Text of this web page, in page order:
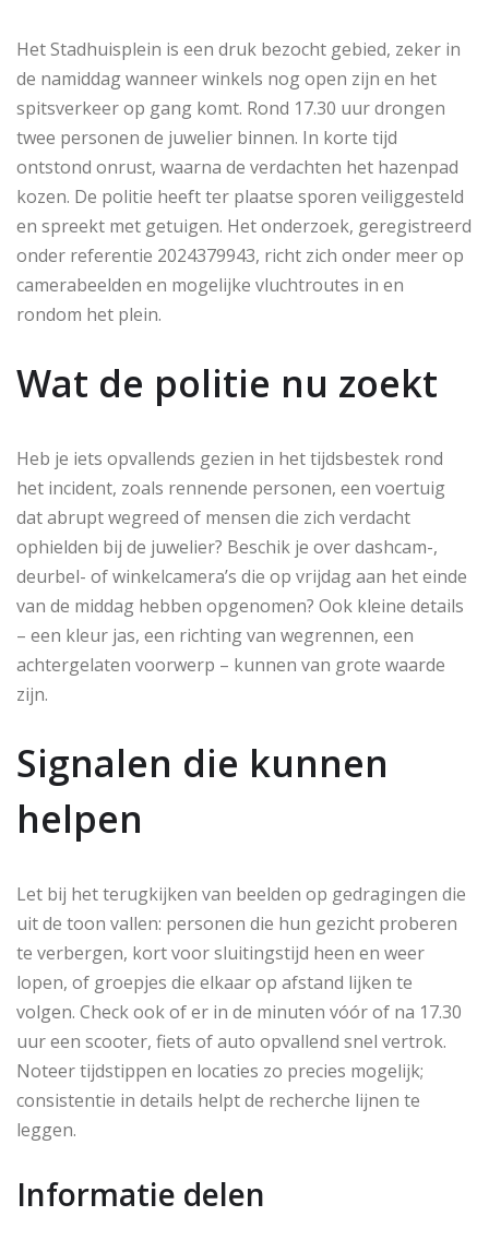
Het Stadhuisplein is een druk bezocht gebied, zeker in
de namiddag wanneer winkels nog open zijn en het
spitsverkeer op gang komt. Rond 17.30 uur drongen
twee personen de juwelier binnen. In korte tijd
ontstond onrust, waarna de verdachten het hazenpad
kozen. De politie heeft ter plaatse sporen veiliggesteld
en spreekt met getuigen. Het onderzoek, geregistreerd
onder referentie 2024379943, richt zich onder meer op
camerabeelden en mogelijke vluchtroutes in en
rondom het plein.
Wat de politie nu zoekt
Heb je iets opvallends gezien in het tijdsbestek rond
het incident, zoals rennende personen, een voertuig
dat abrupt wegreed of mensen die zich verdacht
ophielden bij de juwelier? Beschik je over dashcam-,
deurbel- of winkelcamera’s die op vrijdag aan het einde
van de middag hebben opgenomen? Ook kleine details
– een kleur jas, een richting van wegrennen, een
achtergelaten voorwerp – kunnen van grote waarde
zijn.
Signalen die kunnen
helpen
Let bij het terugkijken van beelden op gedragingen die
uit de toon vallen: personen die hun gezicht proberen
te verbergen, kort voor sluitingstijd heen en weer
lopen, of groepjes die elkaar op afstand lijken te
volgen. Check ook of er in de minuten vóór of na 17.30
uur een scooter, fiets of auto opvallend snel vertrok.
Noteer tijdstippen en locaties zo precies mogelijk;
consistentie in details helpt de recherche lijnen te
leggen.
Informatie delen